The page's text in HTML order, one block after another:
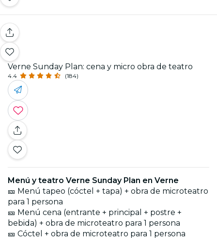
Verne Sunday Plan: cena y micro obra de teatro
4.4 (184)
Menú y teatro Verne Sunday Plan en Verne
🎫 Menú tapeo (cóctel + tapa) + obra de microteatro
para 1 persona
🎫 Menú cena (entrante + principal + postre +
bebida) + obra de microteatro para 1 persona
🎫 Cóctel + obra de microteatro para 1 persona